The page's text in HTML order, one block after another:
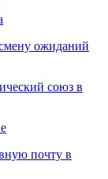
ожиданий
союз в
почту в